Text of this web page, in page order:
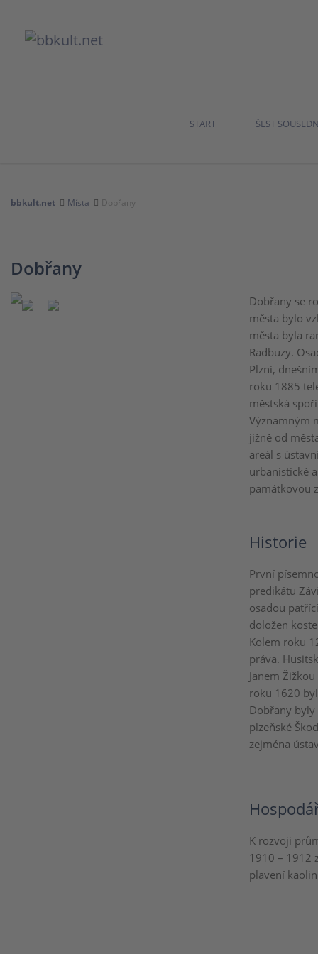
START ŠEST
bbkult.net Místa Dobřany
Dobřany
Dobřany se
města bylo
města byla
Radbuzy.
Plzni,
roku 1885
městská
Významným
jižně od
areál s
urbanistické
památkovou
Historie
První
predikátu
osadou
doložen
Kolem roku
práva.
Janem
roku 1620
Dobřany
plzeňské
zejména
K rozvoji
1910 – 1912
plavení